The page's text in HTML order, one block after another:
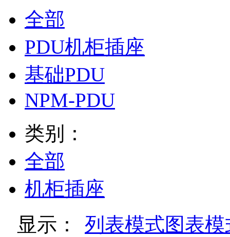
全部
PDU机柜插座
基础PDU
NPM-PDU
类别：
全部
机柜插座
显示：
列表模式图表模